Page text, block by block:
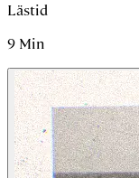
Lästid
9 Min